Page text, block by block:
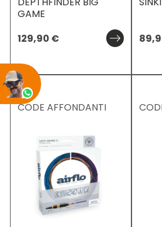
GAME
129,90 €
CODE AFFONDANTI